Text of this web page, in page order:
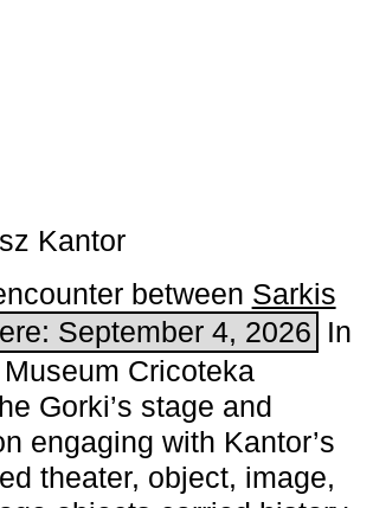
Kantor
between Sarkis
September 4, 2026 In
Cricoteka
Gorki’s stage and
engaging with Kantor’s
theater, object, image,